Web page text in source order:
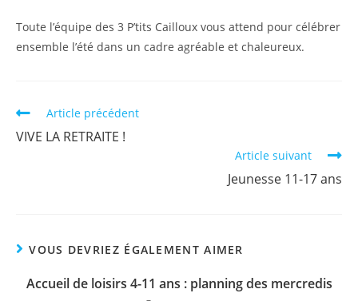
Toute l’équipe des 3 P’tits Cailloux vous attend pour célébrer
ensemble l’été dans un cadre agréable et chaleureux.
Article précédent
VIVE LA RETRAITE !
Article suivant
Jeunesse 11-17 ans
VOUS DEVRIEZ ÉGALEMENT AIMER
Accueil de loisirs 4-11 ans : planning des mercredis